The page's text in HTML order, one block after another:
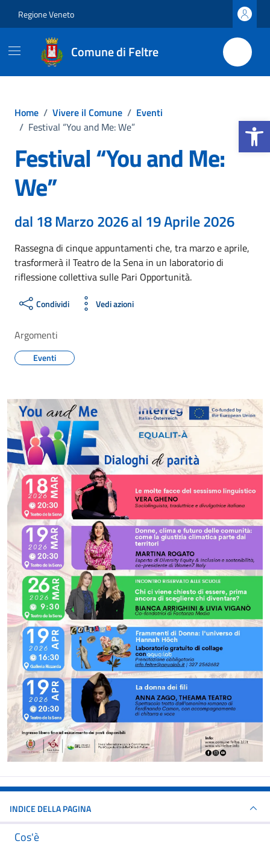
Apri la
Regione Veneto
Comune di Feltre
Home / Vivere il Comune / Eventi
/ Festival “You and Me: We”
Festival “You and Me:
We”
dal 18 Marzo 2026 al 19 Aprile 2026
Rassegna di cinque appuntamenti che, tra marzo e aprile,
trasformerà il Teatro de la Sena in un laboratorio di
riflessione collettiva sulle Pari Opportunità.
Condividi Vedi azioni
Argomenti
Eventi
INDICE DELLA PAGINA
Cos'è